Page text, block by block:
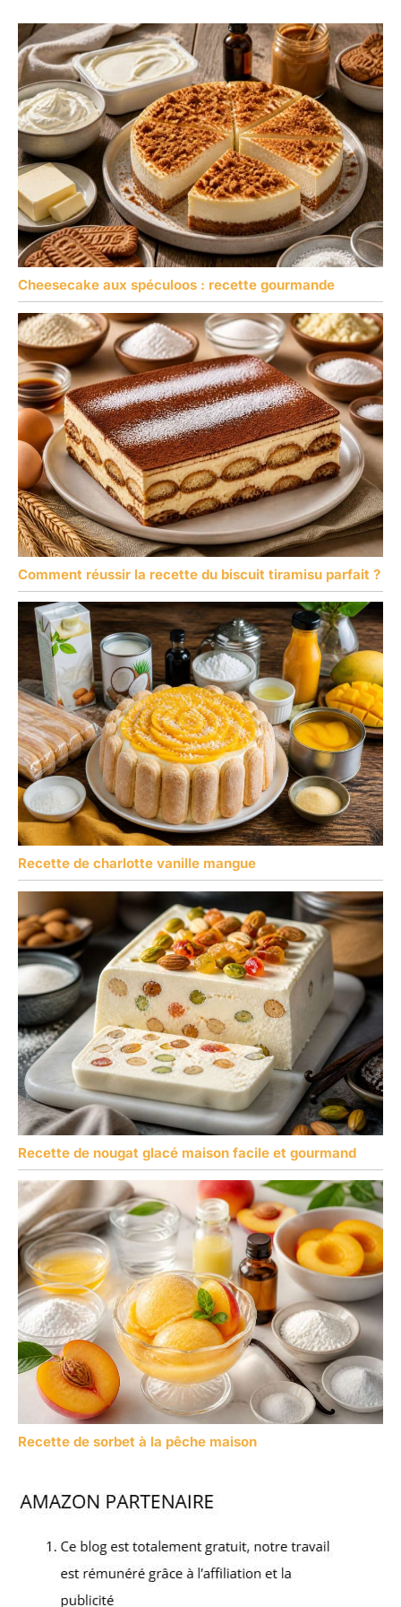
pour le service quotidien
des produits de
boulangerie. Les
fonctions incluent de
couper des tartes et des
gâteaux avec le couteau,
ainsi que de soulever et
de servir les portions
avec la pelle à tarte. Le
bord dentelé étend les
possibilités d'utilisation à
d'autres aliments tels
que les pizzas et les
lasagnes.
Cheesecake aux spéculoos : recette gourmande
Comment réussir la recette du biscuit tiramisu parfait ?
Recette de charlotte vanille mangue
Recette de nougat glacé maison facile et gourmand
Recette de sorbet à la pêche maison